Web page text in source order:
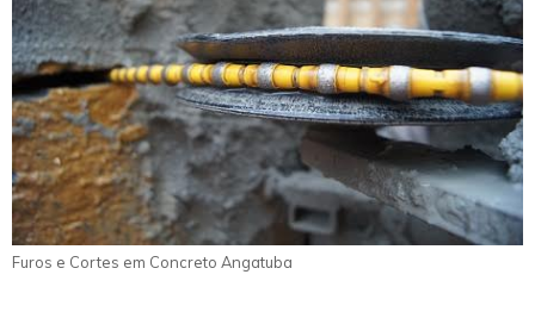
Furos e Cortes em Concreto Angatuba